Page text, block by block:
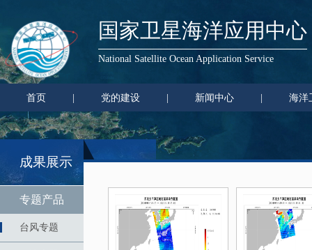
国家卫星海洋应用中心
National Satellite Ocean Application Service
首页 党的建设 新闻中心 海洋
成果展示
专题产品
台风专题